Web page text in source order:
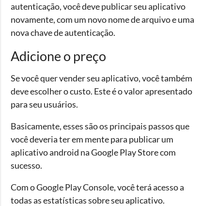
autenticação, você deve publicar seu aplicativo
novamente, com um novo nome de arquivo e uma
nova chave de autenticação.
Adicione o preço
Se você quer vender seu aplicativo, você também
deve escolher o custo. Este é o valor apresentado
para seu usuários.
Basicamente, esses são os principais passos que
você deveria ter em mente para publicar um
aplicativo android na Google Play Store com
sucesso.
Com o Google Play Console, você terá acesso a
todas as estatísticas sobre seu aplicativo.